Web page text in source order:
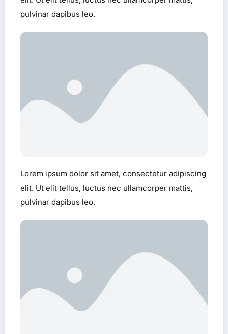
pulvinar dapibus leo.
Lorem ipsum dolor sit amet, consectetur adipiscing
elit. Ut elit tellus, luctus nec ullamcorper mattis,
pulvinar dapibus leo.